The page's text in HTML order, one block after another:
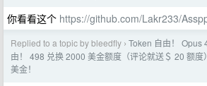
你看看这个 https://github.com/Lakr233/
Replied to a topic by bleedfly › Token 自由！ Opus
由！ 498 兑换 2000 美金额度（评论就送＄ 20 额
美金！